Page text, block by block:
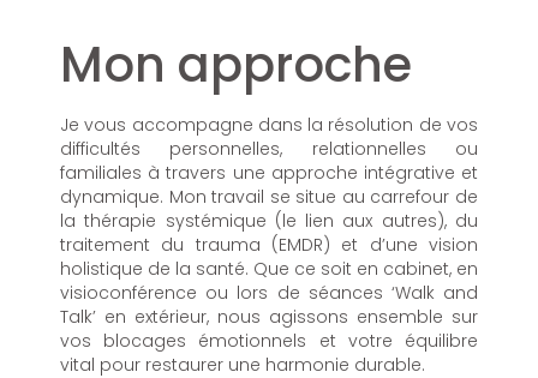
Mon approche
Je vous accompagne dans la résolution de vos
difficultés personnelles, relationnelles ou
familiales à travers une approche intégrative et
dynamique. Mon travail se situe au carrefour de
la thérapie systémique (le lien aux autres), du
traitement du trauma (EMDR) et d’une vision
holistique de la santé. Que ce soit en cabinet, en
visioconférence ou lors de séances ‘Walk and
Talk’ en extérieur, nous agissons ensemble sur
vos blocages émotionnels et votre équilibre
vital pour restaurer une harmonie durable.